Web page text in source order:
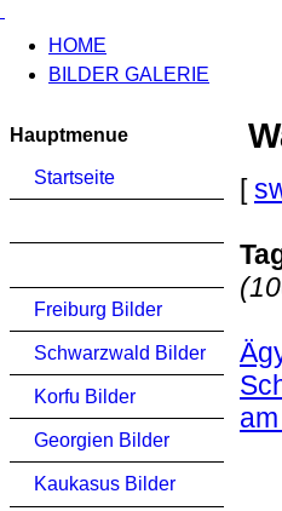
HOME
BILDER GALERIE
Hauptmenue
Startseite
Freiburg Bilder
Schwarzwald Bilder
Korfu Bilder
Georgien Bilder
Kaukasus Bilder
[
am